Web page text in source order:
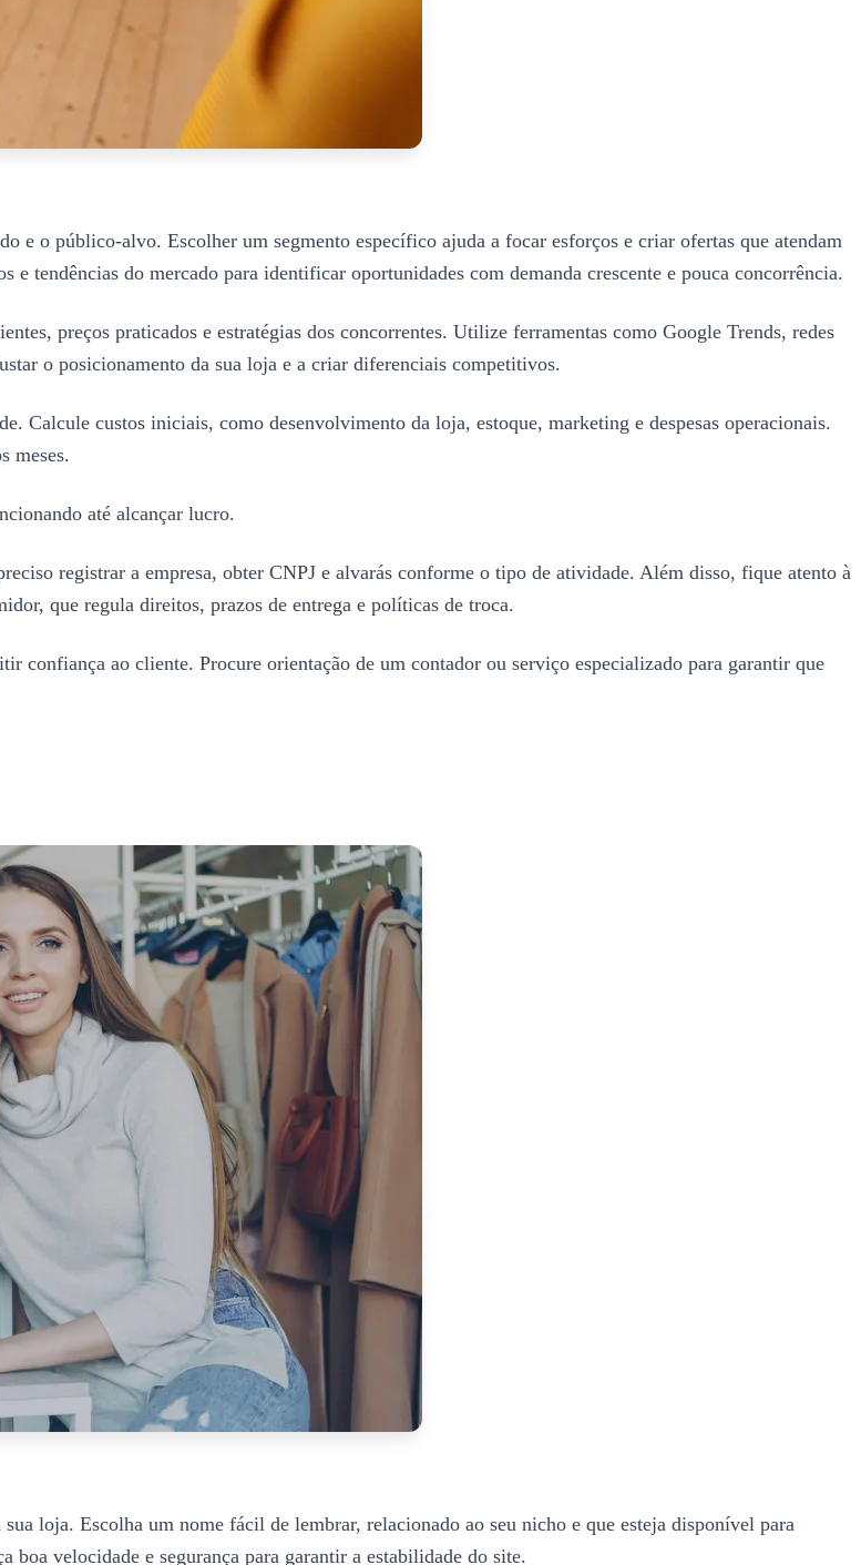
e o público-alvo. Escolher um segmento específico ajuda a focar esforços e criar ofertas que atendam
e tendências do mercado para identificar oportunidades com demanda crescente e pouca concorrência.
preços praticados e estratégias dos concorrentes. Utilize ferramentas como Google Trends, redes
o posicionamento da sua loja e a criar diferenciais competitivos.
Calcule custos iniciais, como desenvolvimento da loja, estoque, marketing e despesas operacionais.
meses.
até alcançar lucro.
registrar a empresa, obter CNPJ e alvarás conforme o tipo de atividade. Além disso, fique atento à
que regula direitos, prazos de entrega e políticas de troca.
confiança ao cliente. Procure orientação de um contador ou serviço especializado para garantir que
loja. Escolha um nome fácil de lembrar, relacionado ao seu nicho e que esteja disponível para
velocidade e segurança para garantir a estabilidade do site.